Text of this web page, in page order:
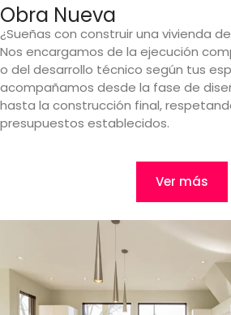
Obra Nueva
¿Sueñas con construir una vivienda
Nos encargamos de la ejecución
o del desarrollo técnico según tus
acompañamos desde la fase de
hasta la construcción final,
presupuestos establecidos.
Ver más